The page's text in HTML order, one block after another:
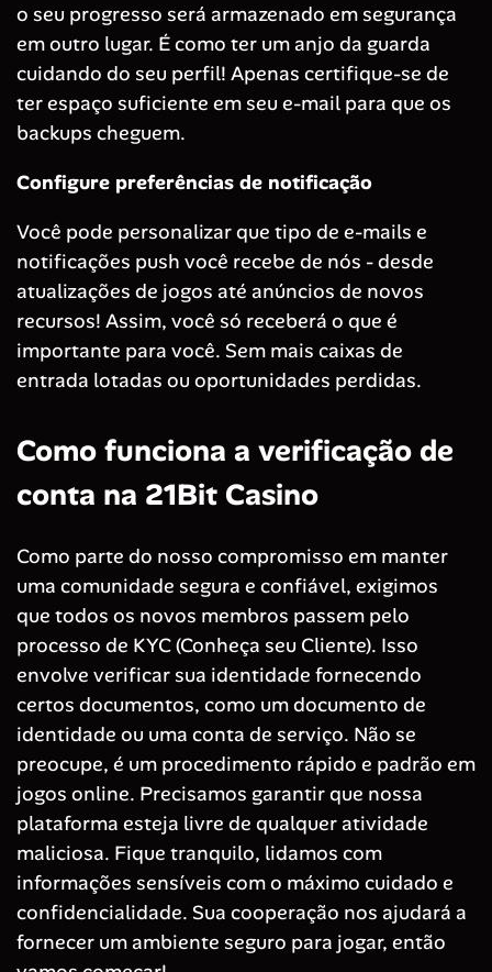
o seu progresso será armazenado em segurança
em outro lugar. É como ter um anjo da guarda
cuidando do seu perfil! Apenas certifique-se de
ter espaço suficiente em seu e-mail para que os
backups cheguem.
Configure preferências de notificação
Você pode personalizar que tipo de e-mails e
notificações push você recebe de nós - desde
atualizações de jogos até anúncios de novos
recursos! Assim, você só receberá o que é
importante para você. Sem mais caixas de
entrada lotadas ou oportunidades perdidas.
Como funciona a verificação de
conta na 21Bit Casino
Como parte do nosso compromisso em manter
uma comunidade segura e confiável, exigimos
que todos os novos membros passem pelo
processo de KYC (Conheça seu Cliente). Isso
envolve verificar sua identidade fornecendo
certos documentos, como um documento de
identidade ou uma conta de serviço. Não se
preocupe, é um procedimento rápido e padrão em
jogos online. Precisamos garantir que nossa
plataforma esteja livre de qualquer atividade
maliciosa. Fique tranquilo, lidamos com
informações sensíveis com o máximo cuidado e
confidencialidade. Sua cooperação nos ajudará a
fornecer um ambiente seguro para jogar, então